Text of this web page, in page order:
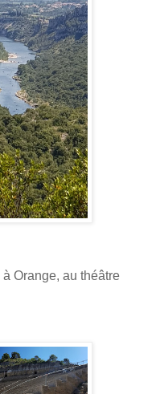
Orange, au théâtre